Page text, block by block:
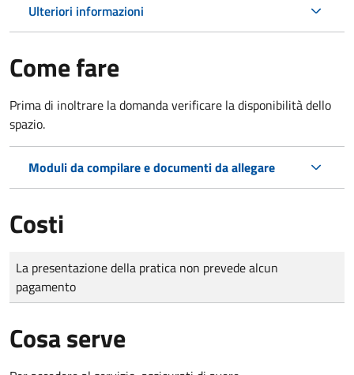
Ulteriori informazioni
Come fare
Prima di inoltrare la domanda verificare la disponibilità dello
spazio.
Moduli da compilare e documenti da allegare
Costi
Tipo di pagamento
Importo
La presentazione della pratica non prevede alcun
pagamento
Cosa serve